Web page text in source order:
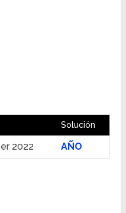
Solución
2022 AÑO